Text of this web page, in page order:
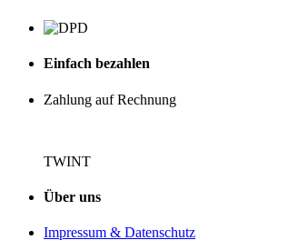
Einfach bezahlen
Zahlung auf Rechnung
TWINT
Über uns
Impressum & Datenschutz